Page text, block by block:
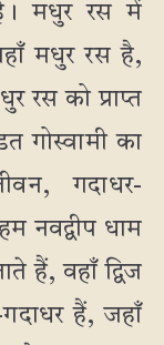
मधुर रस में
मधुर रस है,
रस को प्राप्त
गोस्वामी का
गदाधर-
नवद्वीप धाम
हैं, वहाँ द्विज
गदाधर हैं, जहाँ